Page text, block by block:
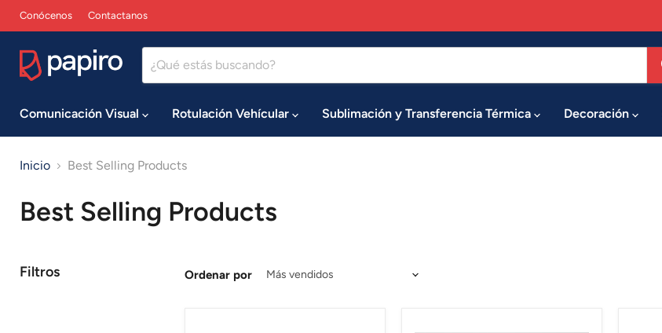
Conócenos Contactanos
Comunicación Visual Rotulación Vehícular Sublimación y Transferencia Térmica Decoración
Inicio Best Selling Products
Best Selling Products
Filtros Ordenar por